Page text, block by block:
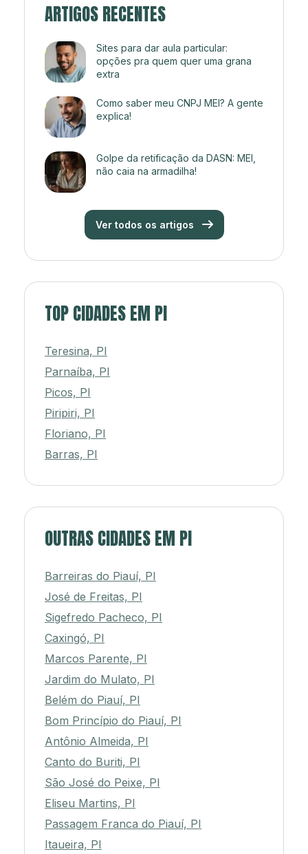
ARTIGOS RECENTES
Sites para dar aula particular:
opções pra quem quer uma grana
extra
Como saber meu CNPJ MEI? A gente
explica!
Golpe da retificação da DASN: MEI,
não caia na armadilha!
Ver todos os artigos
TOP CIDADES EM PI
Teresina, PI
Parnaíba, PI
Picos, PI
Piripiri, PI
Floriano, PI
Barras, PI
OUTRAS CIDADES EM PI
Barreiras do Piauí, PI
José de Freitas, PI
Sigefredo Pacheco, PI
Caxingó, PI
Marcos Parente, PI
Jardim do Mulato, PI
Belém do Piauí, PI
Bom Princípio do Piauí, PI
Antônio Almeida, PI
Canto do Buriti, PI
São José do Peixe, PI
Eliseu Martins, PI
Passagem Franca do Piauí, PI
Itaueira, PI